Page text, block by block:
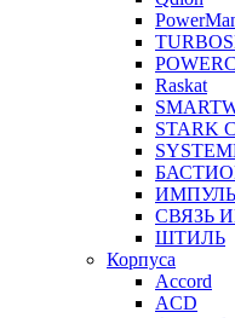
Raskat
STARK
СВЯЗЬ
ШТИЛЬ
Корпуса
Accord
ACD